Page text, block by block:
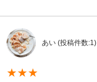
あい (投稿件数:1)
★★★